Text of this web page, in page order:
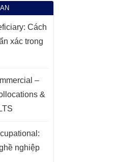
Cách
xác trong
–
&
nghiệp